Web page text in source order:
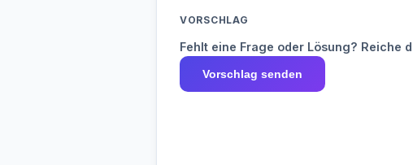
VORSCHLAG
Fehlt eine Frage oder Lösung? Reiche
Vorschlag senden